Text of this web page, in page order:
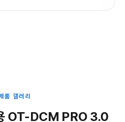
품 갤러리
OT-DCM PRO 3.0